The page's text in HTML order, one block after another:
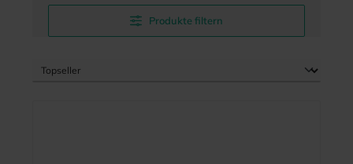
Produkte filtern